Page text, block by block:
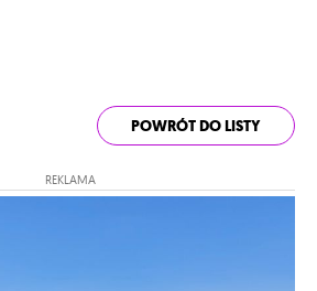
POWRÓT DO LISTY
REKLAMA